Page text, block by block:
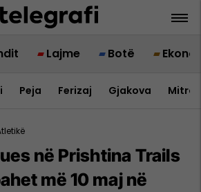
Lajme Botë
Peja Ferizaj Gjakova
në Prishtina Trails
më 10 maj në